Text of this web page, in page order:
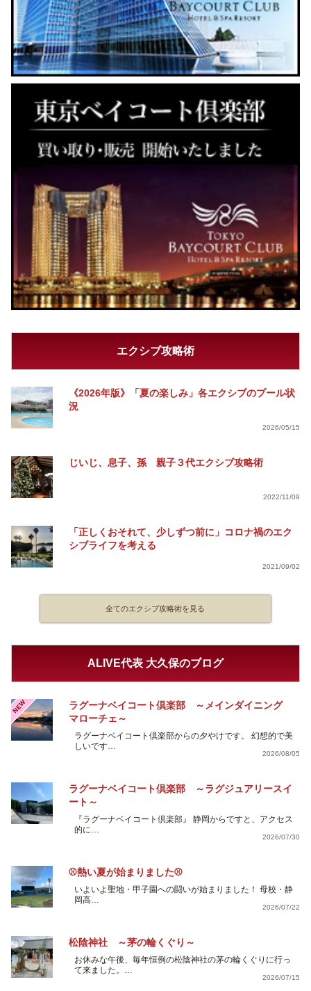
エクシブ攻略術
《2026年版》「夏の楽しみ」各エクシブのプール状
況
2026/05/15
じいじ、息子、孫 親子３代エクシブ攻略術
2022/11/09
「正しくおそれて、少しずつ前に」コロナ禍のエク
シブライフを考える
2021/09/02
全てのエクシブ攻略術を見る
ALIVE代表 大久保のブログ
NEW
ラグーナベイコート倶楽部 ～メインダイニング
マローチェ～
ラグーナベイコート倶楽部からの夕やけです。 幻想的で美
しいです…
2026/08/05
ラグーナベイコート倶楽部 ～ラグジュアリースイ
ート～
『ラグーナベイコート倶楽部』 静岡からですと、アクセス
的に…
2026/07/30
⚾熱い夏が始まりました⚾
いよいよ聖地・甲子園への闘いが始まりました！ 母校・静
岡高…
2026/07/22
松陰神社 ～茅の輪くぐり～
お休みな午後、毎年恒例の松陰神社の茅の輪くぐりに行っ
て来ました。…
2026/07/15